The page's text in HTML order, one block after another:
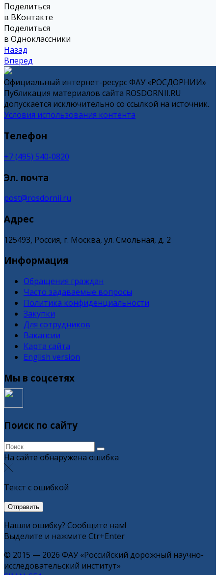
Поделиться
в ВКонтакте
Поделиться
в Одноклассники
Назад
Вперед
Официальный интернет-ресурс ФАУ «РОСДОРНИИ»
Публикация материалов сайта ROSDORNII.RU
допускается исключительно со ссылкой на источник.
Условия использования контента
Телефон
+7 (495) 540-0820
Эл. почта
post@rosdornii.ru
Адрес
125493, Россия, г. Москва, ул. Смольная, д. 2
Информация
Обращения граждан
Часто задаваемые вопросы
Политика конфиденциальности
Закупки
Для сотрудников
Вакансии
Карта сайта
English version
Мы в соцсетях
Поиск по сайту
На сайте обнаружена ошибка
Текст с ошибкой
Нашли ошибку? Сообщите нам!
Выделите и нажмите Ctr+Enter
© 2015 — 2026 ФАУ «Российский дорожный научно-
исследовательский институт»